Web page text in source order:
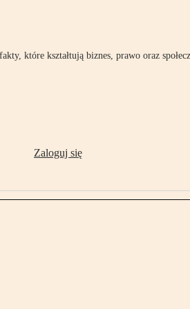
które kształtują biznes, prawo oraz
Zaloguj się